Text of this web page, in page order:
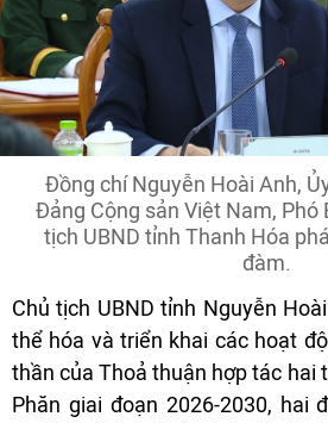
Đồng chí Nguyễn Hoài Anh,
Đảng Cộng sản Việt Nam, Phó
tịch UBND tỉnh Thanh Hóa
đàm.
Chủ tịch UBND tỉnh Nguyễn
thể hóa và triển khai các hoạt
thần của Thoả thuận hợp tác hai
Phăn giai đoạn 2026-2030, hai